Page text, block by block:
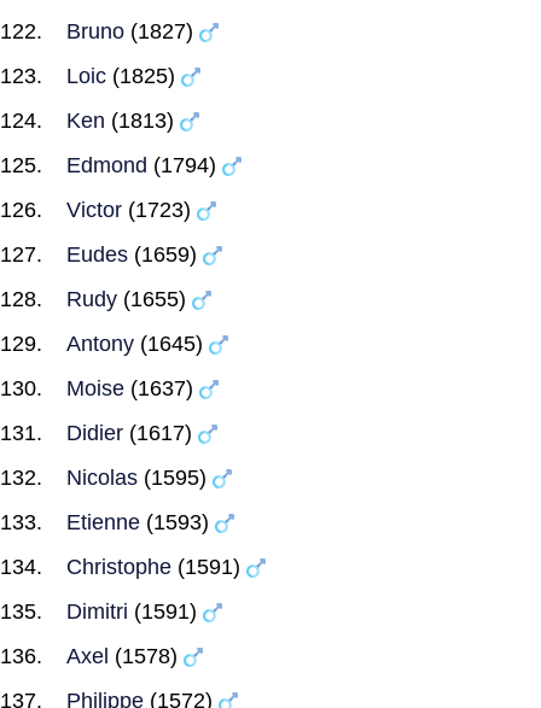
Bruno (1827)
Loic (1825)
Ken (1813)
Edmond (1794)
Victor (1723)
Eudes (1659)
Rudy (1655)
Antony (1645)
Moise (1637)
Didier (1617)
Nicolas (1595)
Etienne (1593)
Christophe (1591)
Dimitri (1591)
Axel (1578)
Philippe (1572)